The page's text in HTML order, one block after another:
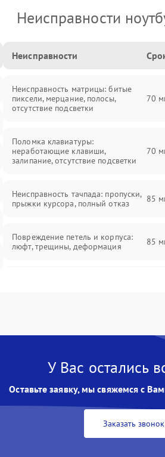
Неисправности
Неисправности
Неисправность матрицы: битые
пиксели, мерцание, полосы,
отсутствие подсветки
70
Поломка клавиатуры:
неработающие клавиши,
залипание, отсутствие подсветки
70
Неисправность тачпада: пропуски,
прыжки курсора, полный отказ
85
Повреждение петель и корпуса:
люфт, трещины, деформация
85
85
Перегрев из‑за пыли, износа
термопасты или неисправности
кулера
75
Выход из строя SSD или HDD:
медленная загрузка, ошибки
80
У Вас остались
Оставьте заявку, мы свяжемся с
Заказать звонок